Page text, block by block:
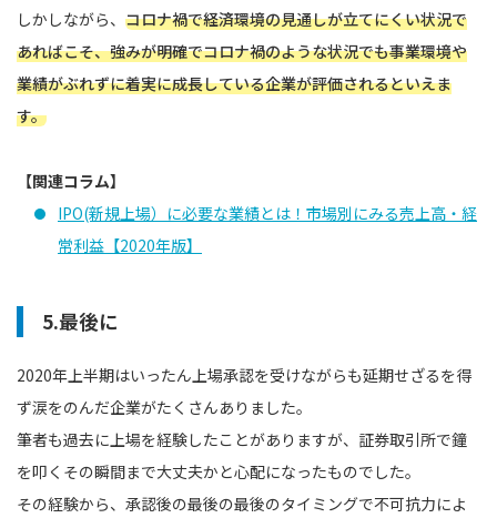
しかしながら、 コロナ禍で経済環境の見通しが立てにくい状況で
あればこそ、強みが明確でコロナ禍のような状況でも事業環境や
業績がぶれずに着実に成長している企業が評価されるといえま
す。
【関連コラム】
IPO(新規上場）に必要な業績とは！市場別にみる売上高・経
常利益【2020年版】
5.最後に
2020年上半期はいったん上場承認を受けながらも延期せざるを得
ず涙をのんだ企業がたくさんありました。
筆者も過去に上場を経験したことがありますが、証券取引所で鐘
を叩くその瞬間まで大丈夫かと心配になったものでした。
その経験から、承認後の最後の最後のタイミングで不可抗力によ